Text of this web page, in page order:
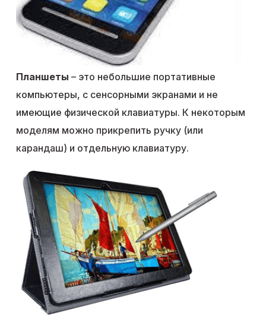
Планшеты – это небольшие портативные
компьютеры, с сенсорными экранами и не
имеющие физической клавиатуры. К некоторым
моделям можно прикрепить ручку (или
карандаш) и отдельную клавиатуру.